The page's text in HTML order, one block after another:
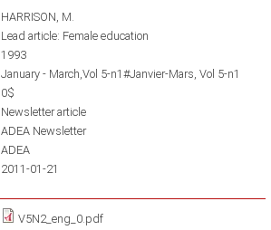
HARRISON, M.
Lead article: Female education
1993
January - March,Vol 5-n1#Janvier-Mars, Vol 5-n1
0$
Newsletter article
ADEA Newsletter
ADEA
2011-01-21
V5N2_eng_0.pdf